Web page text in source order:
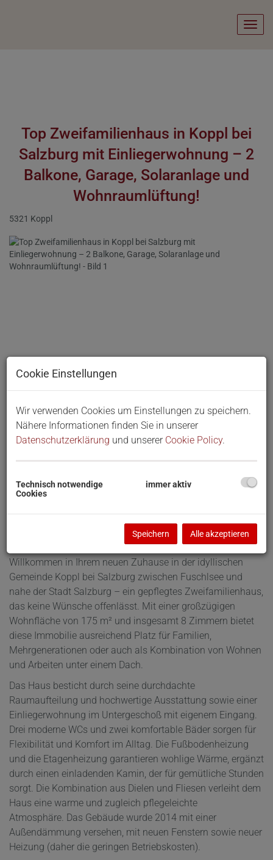
Top Zweifamilienhaus in Koppl bei
Salzburg mit Einliegerwohnung – 2
Balkone, Garage, Solaranlage und
Wohnraumlüftung!
5321 Koppl
BESCHREIBUNG
Willkommen in Ihrem neuen Zuhause in der idyllischen
Gemeinde Koppl bei Salzburg zwischen Fuschlsee und
nahe der Stadt Salzburg – ein gepflegtes Zweifamilienhaus,
das keine Wünsche offenlässt. Mit einer großzügigen
Wohnfläche von 175 m² und insgesamt 8 Zimmern bietet
diese Immobilie ausreichend Platz für Familien,
Mehrgenerationen oder auch als Kombination von Wohnen
und Arbeiten unter einem Dach.
Das Haus besticht durch seine durchdachte
Raumaufteilung und hochwertige Ausstattung sowie einer
Einliegerwohnung im Untergeschoß mit eigenem Eingang.
Drei moderne WCs und zwei komfortable Bäder sorgen für
Flexibilität und Komfort im Alltag. Die Fußbodenheizung
und die Etagenheizung garantieren wohlige Wärme, ergänzt
durch einen einladenden Kamin, der für gemütliche Stunden
sorgt. Die Kombination aus Dielen und Fliesen verleiht dem
Haus eine warme und zugleich pflegeleichte
Atmosphäre. Das Gebäude wurde 2014 mit einer
Außendämmung versehen, mit neuen Fenstern sowie neuer
Heizung (daher die geringen Betriebskosten).
Cookie Einstellungen
Wir verwenden Cookies um Einstellungen zu speichern.
Nähere Informationen finden Sie in unserer
Datenschutzerklärung und unserer Cookie Policy.
Technisch notwendige
Cookies
immer aktiv
Speichern Alle akzeptieren